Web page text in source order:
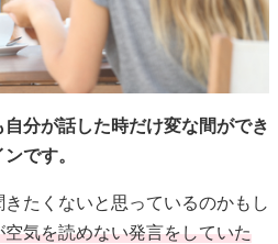
分が話した時だけ変な間ができ
です。
たくないと思っているのかもし
気を読めない発言をしていた